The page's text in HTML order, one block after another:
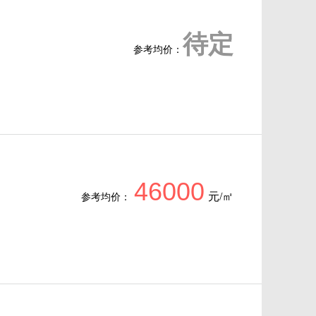
参考均价： 待定
参考均价： 46000 元/㎡